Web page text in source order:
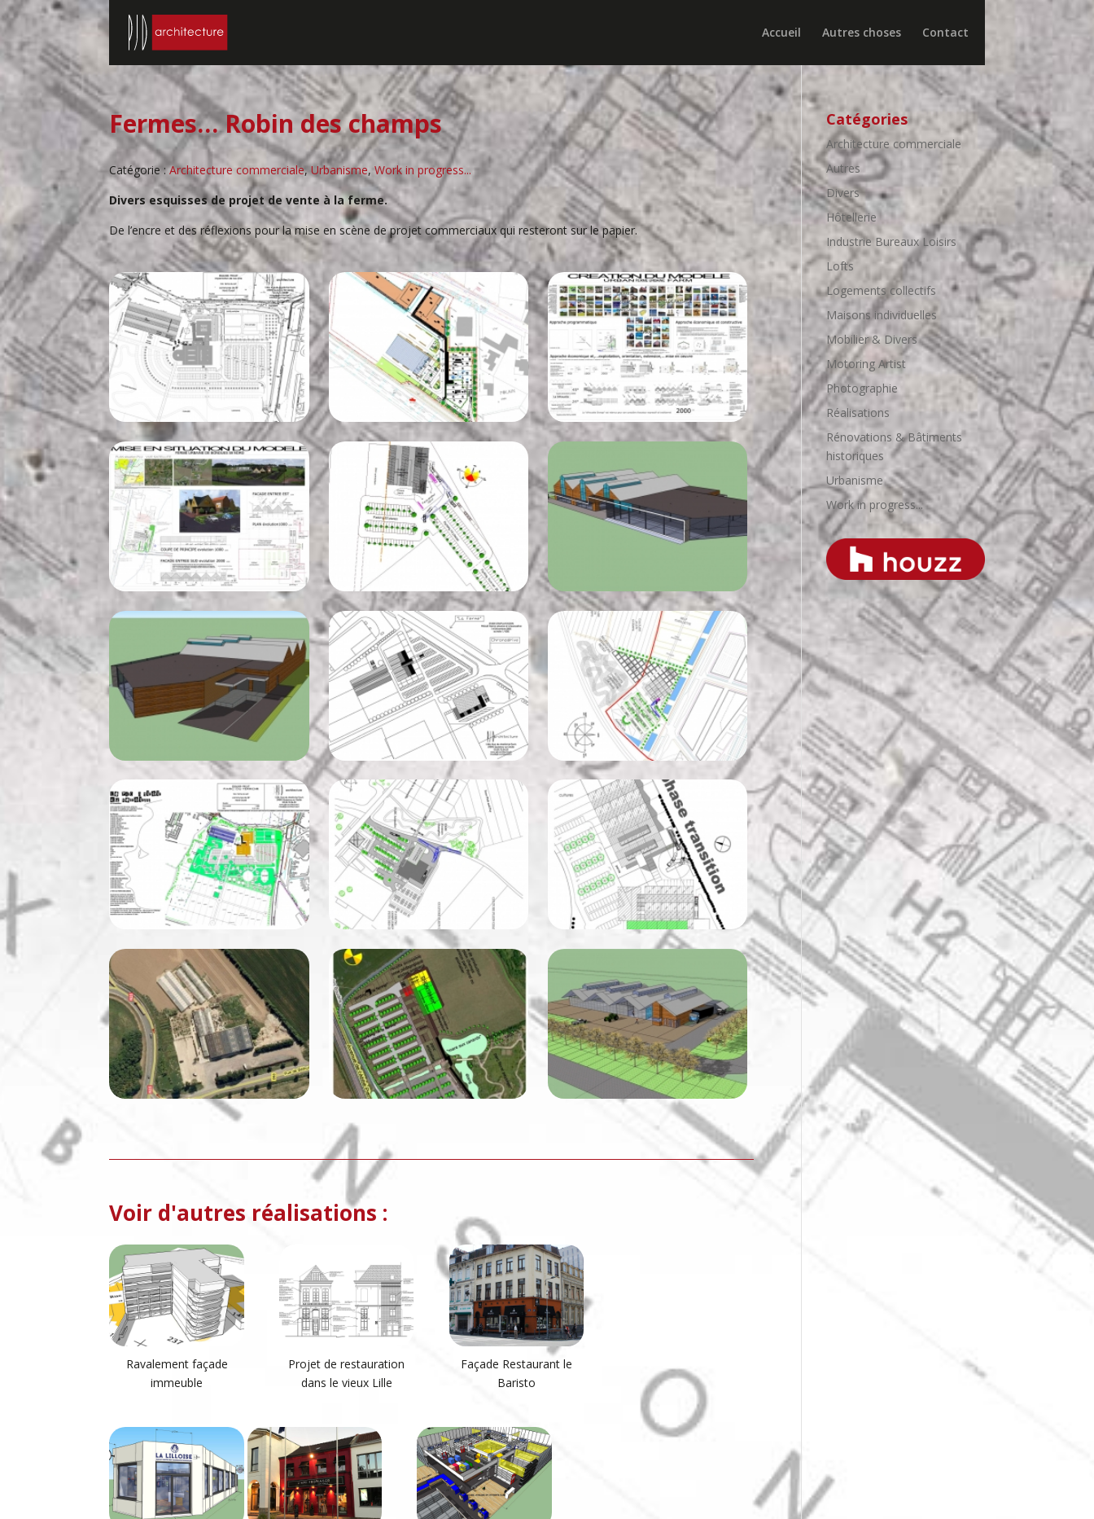
Accueil Autres choses Contact
Fermes… Robin des champs
Catégorie :Architecture commerciale,Urbanisme,Work in progress...
Divers esquisses de projet de vente à la ferme.
De l’encre et des réflexions pour la mise en scène de projet commerciaux qui resteront sur le papier.
Voir d'autres réalisations :
Ravalement façade
immeuble
Projet de restauration
dans le vieux Lille
Façade Restaurant le
Baristo
Catégories
Architecture commerciale
Autres
Divers
Hôtellerie
Industrie Bureaux Loisirs
Lofts
Logements collectifs
Maisons individuelles
Mobilier & Divers
Motoring Artist
Photographie
Réalisations
Rénovations & Bâtiments
historiques
Urbanisme
Work in progress...